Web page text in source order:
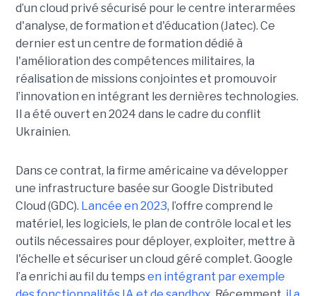
d’un cloud privé sécurisé pour le centre interarmées
d'analyse, de formation et d'éducation (Jatec). Ce
dernier est un centre de formation dédié à
l'amélioration des compétences militaires, la
réalisation de missions conjointes et promouvoir
l’innovation en intégrant les dernières technologies.
Il a été ouvert en 2024 dans le cadre du conflit
Ukrainien.
Dans ce contrat, la firme américaine va développer
une infrastructure basée sur Google Distributed
Cloud (GDC). Lancée en 2023, l’offre comprend le
matériel, les logiciels, le plan de contrôle local et les
outils nécessaires pour déployer, exploiter, mettre à
l'échelle et sécuriser un cloud géré complet. Google
l’a enrichi au fil du tempsen intégrant par exemple